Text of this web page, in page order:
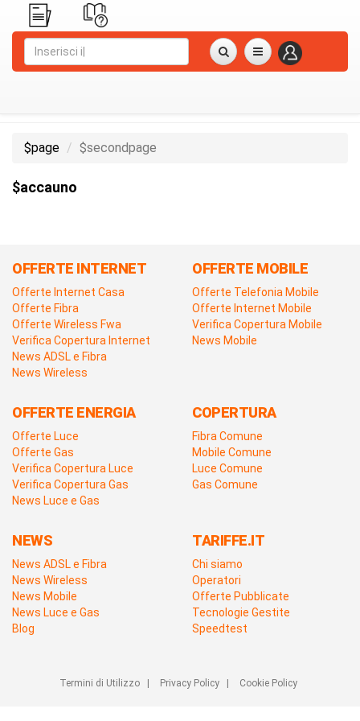
$page $secondpage
$accauno
OFFERTE INTERNET
Offerte Internet Casa
Offerte Fibra
Offerte Wireless Fwa
Verifica Copertura Internet
News ADSL e Fibra
News Wireless
OFFERTE MOBILE
Offerte Telefonia Mobile
Offerte Internet Mobile
Verifica Copertura Mobile
News Mobile
OFFERTE ENERGIA
Offerte Luce
Offerte Gas
Verifica Copertura Luce
Verifica Copertura Gas
News Luce e Gas
COPERTURA
Fibra Comune
Mobile Comune
Luce Comune
Gas Comune
NEWS
News ADSL e Fibra
News Wireless
News Mobile
News Luce e Gas
Blog
TARIFFE.IT
Chi siamo
Operatori
Offerte Pubblicate
Tecnologie Gestite
Speedtest
Termini di Utilizzo| Privacy Policy| Cookie Policy